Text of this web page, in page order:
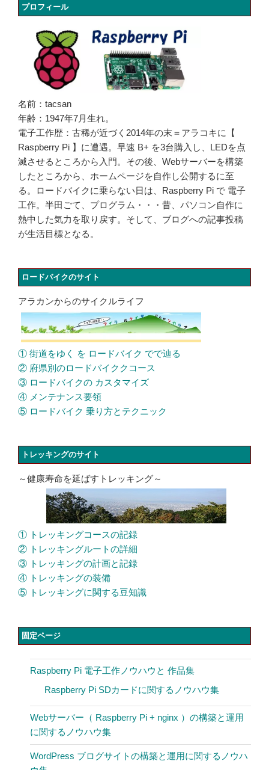
プロフィール
名前：tacsan
年齢：1947年7月生れ。
電子工作歴：古稀が近づく2014年の末＝アラコキに【
Raspberry Pi 】に遭遇。早速 B+ を3台購入し、LEDを点
滅させるところから入門。その後、Webサーバーを構築
したところから、ホームページを自作し公開するに至
る。ロードバイクに乗らない日は、Raspberry Pi で 電子
工作。半田ごて、プログラム・・・昔、パソコン自作に
熱中した気力を取り戻す。そして、ブログへの記事投稿
が生活目標となる。
ロードバイクのサイト
アラカンからのサイクルライフ
① 街道をゆく を ロードバイク でで辿る
② 府県別のロードバイククコース
③ ロードバイクの カスタマイズ
④ メンテナンス要領
⑤ ロードバイク 乗り方とテクニック
トレッキングのサイト
～健康寿命を延ばすトレッキング～
① トレッキングコースの記録
② トレッキングルートの詳細
③ トレッキングの計画と記録
④ トレッキングの装備
⑤ トレッキングに関する豆知識
固定ページ
Raspberry Pi 電子工作ノウハウと 作品集
Raspberry Pi SDカードに関するノウハウ集
Webサーバー（ Raspberry Pi + nginx ）の構築と運用
に関するノウハウ集
WordPress ブログサイトの構築と運用に関するノウハ